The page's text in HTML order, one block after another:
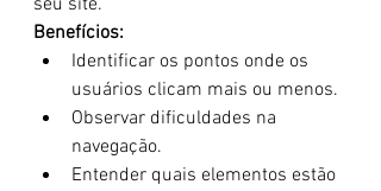
seu site.
Benefícios:
Identificar os pontos onde os
usuários clicam mais ou menos.
Observar dificuldades na
navegação.
Entender quais elementos estão